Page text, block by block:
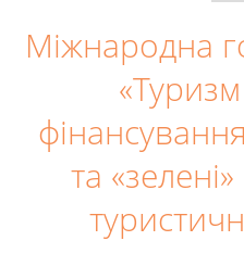
Міжнародна
та «зелені»